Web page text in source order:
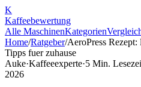
K
Kaffeebewertung
Alle MaschinenKategorien
Home/Ratgeber/AeroPress Rezept:
Tipps fuer zuhause
Auke·Kaffeeexperte·5 Min.
2026